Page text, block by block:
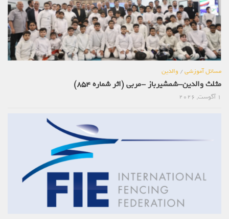
مسائل آموزشی/والدین
مثلث والدین-شمشیرباز -مربی (اثر شماره 854)